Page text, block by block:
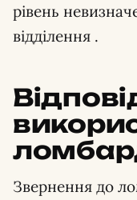
рівень
відділення .
Звернення до